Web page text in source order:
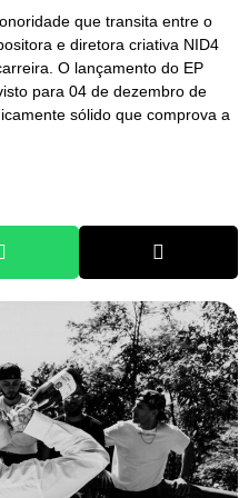
que transita entre o
e diretora criativa NID4
O lançamento do EP
para 04 de dezembro de
sólido que comprova a